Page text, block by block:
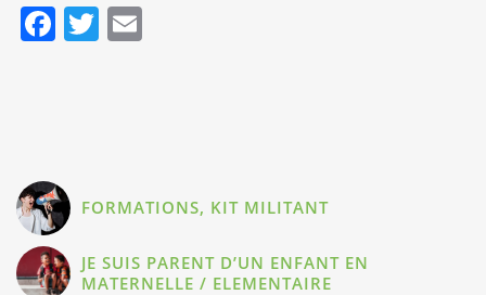
Facebook
Twitter
FORMATIONS, KIT MILITANT
JE SUIS PARENT D’UN ENFANT EN
MATERNELLE / ELEMENTAIRE